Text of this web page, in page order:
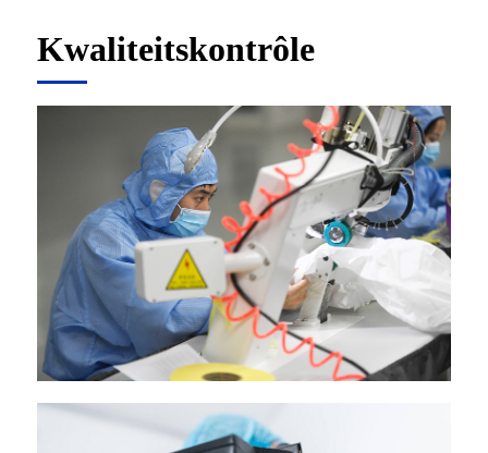
Kwaliteitskontrôle